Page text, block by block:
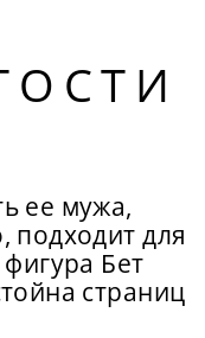
ее мужа,
подходит для
Бет
страниц